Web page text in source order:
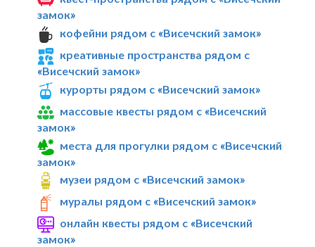
замок»
кофейни рядом с «Висечский замок»
креативные пространства рядом с
«Висечский замок»
курорты рядом с «Висечский замок»
массовые квесты рядом с «Висечский
замок»
места для прогулки рядом с «Висечский
замок»
музеи рядом с «Висечский замок»
муралы рядом с «Висечский замок»
онлайн квесты рядом с «Висечский
замок»